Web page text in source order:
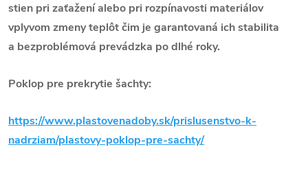
stien pri zaťažení alebo pri rozpínavosti materiálov
vplyvom zmeny teplôt čim je garantovaná ich stabilita
a bezproblémová prevádzka po dlhé roky.
Poklop pre prekrytie šachty:
https://www.plastovenadoby.sk/prislusenstvo-k-
nadrziam/plastovy-poklop-pre-sachty/